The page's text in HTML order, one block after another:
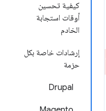
كيفية تحسين
أوقات استجابة
الخادم
إرشادات خاصة بكل
حزمة
Drupal